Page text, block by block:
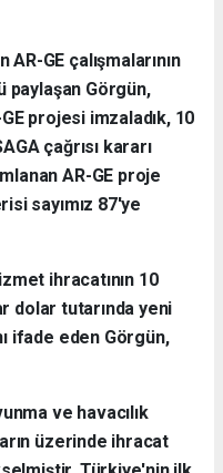
GE çalışmalarının
paylaşan Görgün,
projesi imzaladık, 10
çağrısı kararı
AR-GE proje
sayımız 87'ye
ihracatının 10
dolar tutarında yeni
ifade eden Görgün,
ve havacılık
üzerinde ihracat